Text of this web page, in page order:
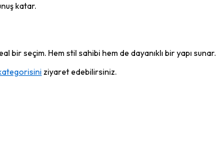
katar.
seçim. Hem stil sahibi hem de dayanıklı bir yapı sunar.
ziyaret edebilirsiniz.